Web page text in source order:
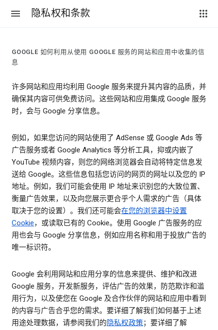
隐私权和条款
GOOGLE 如何利用从使用 GOOGLE 服务的网站和应用中收集的信
息
许多网站和应用均利用 Google 服务来提升其内容的品质，并
确保其内容可供免费访问。这些网站和应用集成 Google 服务
时，会与 Google 分享信息。
例如，如果您访问的网站使用了 AdSense 或 Google Ads 等
广告服务或者 Google Analytics 等分析工具，抑或内嵌了
YouTube 视频内容，则您的网络浏览器会自动将特定信息发
送给 Google。这些信息包括您访问的网页的网址以及您的 IP
地址。例如，我们可能会使用 IP 地址来识别您的大致位置、
衡量广告效果，以及向您展示更合乎个人需求的广告（具体
取决于您的设置）。我们还可能会在您的浏览器中设置
Cookie，或读取已有的 Cookie。使用 Google 广告服务的应
用也会与 Google 分享信息，例如应用名称和用于投放广告的
唯一标识符。
Google 会利用网站和应用分享的信息来提供、维护和改进
Google 服务，开发新服务，评估广告的效果，防范欺诈和滥
用行为，以及使您在 Google 及合作伙伴的网站和应用中看到
的内容与广告合乎您的需求。要详细了解我们如何基于上述
用途处理数据，请参阅我们的隐私权政策；要详细了解